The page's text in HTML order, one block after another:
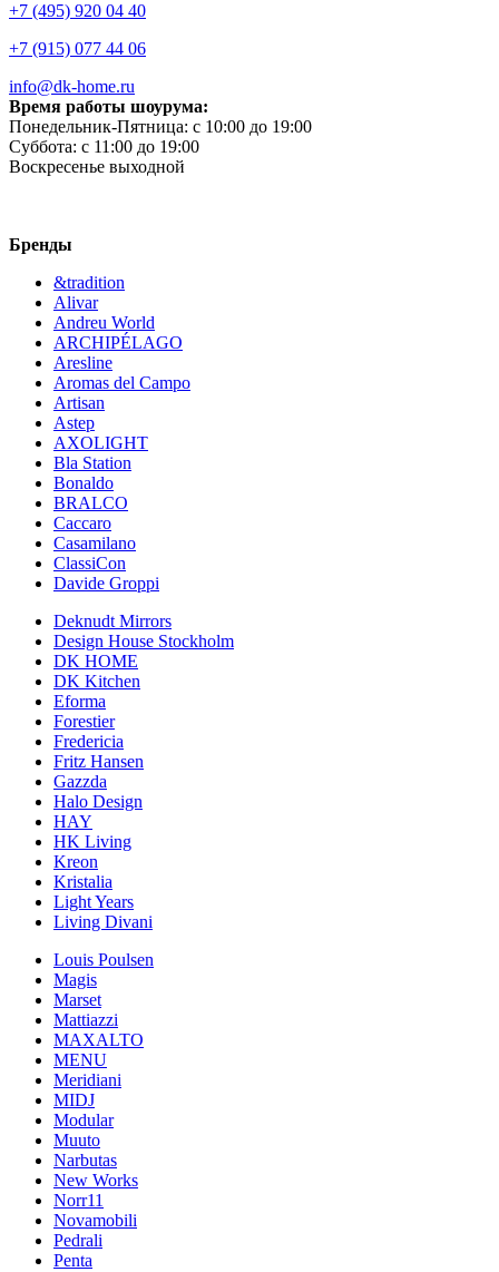
+7 (495) 920 04 40
+7 (915) 077 44 06
info@dk-home.ru
Время работы шоурума:
Понедельник-Пятница: c 10:00 до 19:00
Суббота: c 11:00 до 19:00
Воскресенье выходной
Бренды
&tradition
Alivar
Andreu World
ARCHIPÉLAGO
Aresline
Aromas del Campo
Artisan
Astep
AXOLIGHT
Bla Station
Bonaldo
BRALCO
Caccaro
Casamilano
ClassiCon
Davide Groppi
Deknudt Mirrors
Design House Stockholm
DK HOME
DK Kitchen
Eforma
Forestier
Fredericia
Fritz Hansen
Gazzda
Halo Design
HAY
HK Living
Kreon
Kristalia
Light Years
Living Divani
Louis Poulsen
Magis
Marset
Mattiazzi
MAXALTO
MENU
Meridiani
MIDJ
Modular
Muuto
Narbutas
New Works
Norr11
Novamobili
Pedrali
Penta